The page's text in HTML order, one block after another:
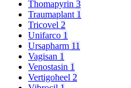
Thomapyrin 3
Traumaplant 1
Tricovel 2
Unifarco 1
Ursapharm 11
Vagisan 1
Venostasin 1
Vertigoheel 2